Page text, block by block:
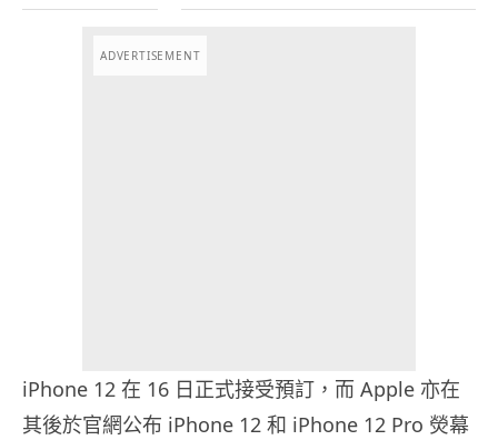
ADVERTISEMENT
iPhone 12 在 16 日正式接受預訂，而 Apple 亦在
其後於官網公布 iPhone 12 和 iPhone 12 Pro 熒幕